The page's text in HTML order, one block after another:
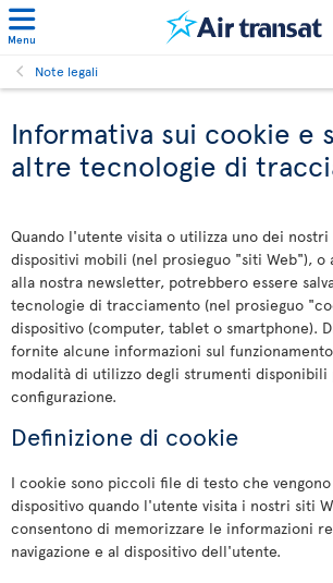
Menu
Note legali
Informativa sui cookie e
altre tecnologie di
Quando l'utente visita o utilizza uno dei
dispositivi mobili (nel prosieguo "siti Web"),
alla nostra newsletter, potrebbero essere
tecnologie di tracciamento (nel prosieguo
dispositivo (computer, tablet o smartphone).
fornite alcune informazioni sul
modalità di utilizzo degli strumenti
configurazione.
Definizione di cookie
I cookie sono piccoli file di testo che vengono
dispositivo quando l'utente visita i nostri siti
consentono di memorizzare le informazioni
navigazione e al dispositivo dell'utente.